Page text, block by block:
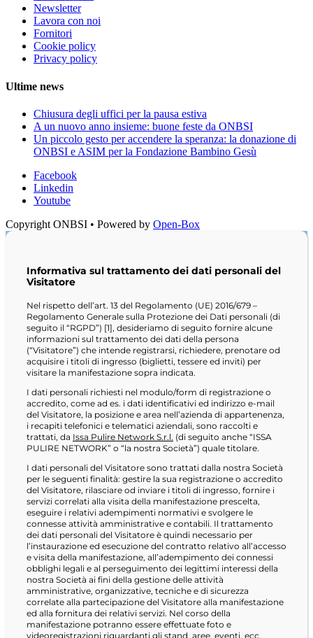
Newsletter
Lavora con noi
Fornitori
Cookie policy
Privacy policy
Ultime news
Chiusura degli uffici per la pausa estiva
A un nuovo anno insieme: buone feste da ONBSI
Un piccolo gesto per accendere la speranza: la donazione di
ONBSI e ASIM per la Fondazione Bambino Gesù
Facebook
Linkedin
Youtube
Copyright ONBSI • Powered by Open-Box
Informativa sul trattamento dei dati personali del
Visitatore
Nel rispetto dell’art. 13 del Regolamento (UE) 2016/679 –
Regolamento Generale sulla Protezione dei Dati personali (di
seguito il “RGPD”) [1], desideriamo di seguito fornire alcune
informazioni sul trattamento dei dati della persona
(“Visitatore”) che intende registrarsi, richiedere, prenotare od
acquisire i titoli di ingresso (biglietti, tessere ed inviti) per
visitare la manifestazione sopra indicata.
I dati personali richiesti nel modulo/form di registrazione o
accredito, come ad es. i dati identificativi ed indirizzo e-mail
del Visitatore, la posizione e area nell’azienda di appartenenza,
i recapiti telefonici e telematici aziendali, sono raccolti e
trattati, da Issa Pulire Network S.r.l. (di seguito anche “ISSA
PULIRE NETWORK” o “la nostra Società”) quale titolare.
I dati personali del Visitatore sono trattati dalla nostra Società
per le seguenti finalità: gestire la sua registrazione o accredito
del Visitatore, rilasciare od inviare i titoli di ingresso, fornire i
servizi correlati alla visita della manifestazione prescelta,
eseguire i relativi adempimenti normativi e svolgere le
connesse attività amministrative e contabili. Il trattamento
dei dati personali del Visitatore è quindi necessario per
l’instaurazione ed esecuzione del contratto relativo all’accesso
e visita della manifestazione, all’adempimento dei connessi
obblighi legali e al perseguimento dei legittimi interessi della
nostra Società ai fini della gestione delle attività
amministrative, organizzative, tecniche e di sicurezza
correlate alla partecipazione del Visitatore alla manifestazione
ed alla fornitura dei relativi servizi. Nel corso della
manifestazione potranno essere effettuate foto e
videoregistrazioni riguardanti gli stand, aree, eventi, ecc.